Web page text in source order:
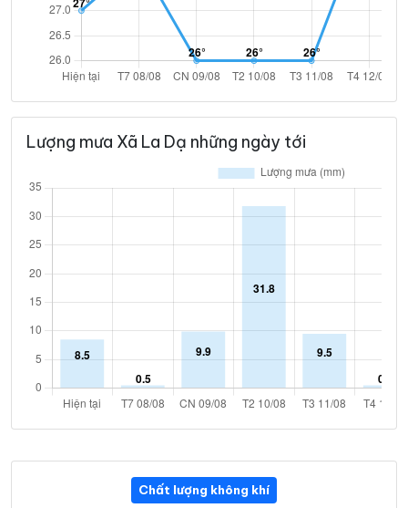
Lượng mưa Xã La Dạ những ngày tới
Chất lượng không khí